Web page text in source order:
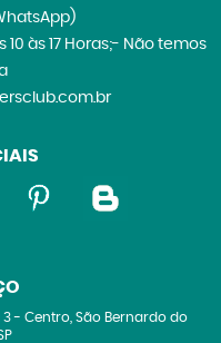
às 17 Horas;- Não temos
3- Centro, São Bernardo do